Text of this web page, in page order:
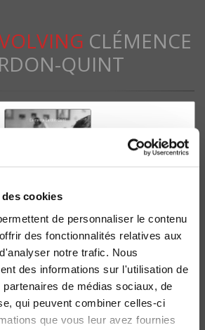
cookies
de personnaliser le contenu
des fonctionnalités relatives aux
notre trafic. Nous
des informations sur l'utilisation de
de médias sociaux, de
qui peuvent combiner celles-ci
que vous leur avez fournies
CLÉMENCE
QUINT
de l'Éducation nationale depuis 1945